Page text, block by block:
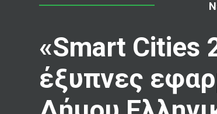
«Smart Cities
έξυπνες